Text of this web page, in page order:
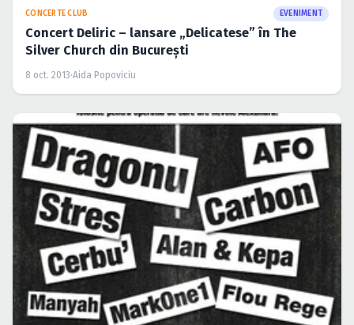
CONCERTE CLUB EVENIMENT
Concert Deliric – lansare „Delicatese” în The
Silver Church din Bucureşti
8 oct. 2013·Aida Popoviciu